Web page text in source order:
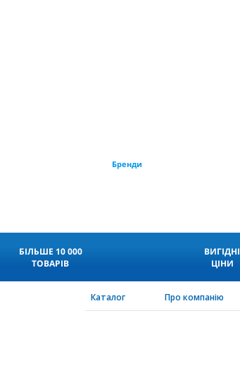
Бренди
БІЛЬШЕ 10 000
ТОВАРІВ
ВИГІДНІ
ЦІНИ
Каталог Про компанію